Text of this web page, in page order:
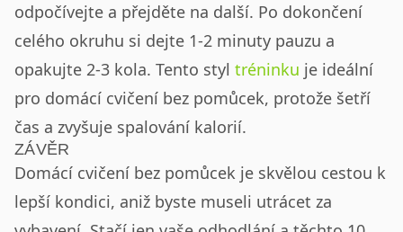
odpočívejte a přejděte na další. Po dokončení
celého okruhu si dejte 1-2 minuty pauzu a
opakujte 2-3 kola. Tento styl tréninku je ideální
pro domácí cvičení bez pomůcek, protože šetří
čas a zvyšuje spalování kalorií.
ZÁVĚR
Domácí cvičení bez pomůcek je skvělou cestou k
lepší kondici, aniž byste museli utrácet za